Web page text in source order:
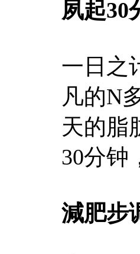
夙起30
一日之
凡的N
天的脂
30分钟
減肥步